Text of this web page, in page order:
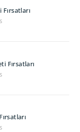
Fırsatları